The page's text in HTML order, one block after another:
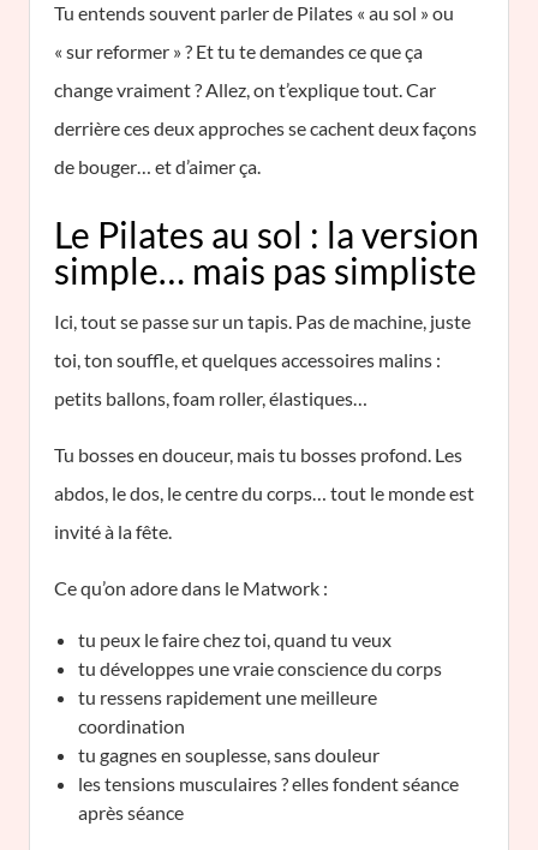
Tu entends souvent parler de Pilates « au sol » ou
« sur reformer » ? Et tu te demandes ce que ça
change vraiment ? Allez, on t’explique tout. Car
derrière ces deux approches se cachent deux façons
de bouger… et d’aimer ça.
Le Pilates au sol : la version
simple… mais pas simpliste
Ici, tout se passe sur un tapis. Pas de machine, juste
toi, ton souffle, et quelques accessoires malins :
petits ballons, foam roller, élastiques…
Tu bosses en douceur, mais tu bosses profond. Les
abdos, le dos, le centre du corps… tout le monde est
invité à la fête.
Ce qu’on adore dans le Matwork :
tu peux le faire chez toi, quand tu veux
tu développes une vraie conscience du corps
tu ressens rapidement une meilleure
coordination
tu gagnes en souplesse, sans douleur
les tensions musculaires ? elles fondent séance
après séance